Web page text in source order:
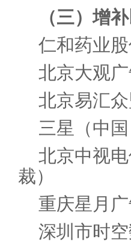
（三）增
仁和药业
北京大观
北京易汇
三星（中
北京中视
裁）
重庆星月
深圳市时